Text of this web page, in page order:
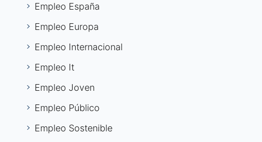
Empleo España
Empleo Europa
Empleo Internacional
Empleo It
Empleo Joven
Empleo Público
Empleo Sostenible